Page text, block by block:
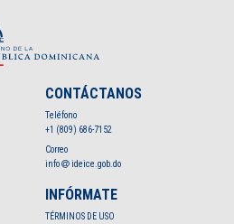
CONTÁCTANOS
Teléfono
+1 (809) 686-7152
Correo
info
ideice.gob.do
INFÓRMATE
TÉRMINOS DE USO